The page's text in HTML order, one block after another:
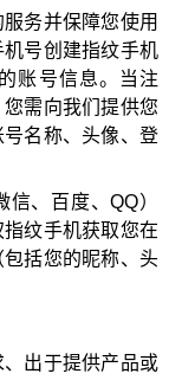
务并保障您使用
号创建指纹手机
账号信息。当注
需向我们提供您
名称、头像、登
、百度、QQ）
纹手机获取您在
括您的昵称、头
出于提供产品或